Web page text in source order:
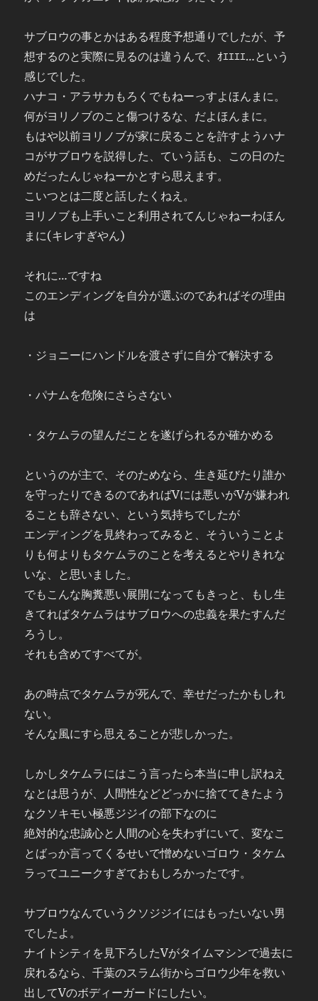
サブロウの事とかはある程度予想通りでしたが、予
想するのと実際に見るのは違うんで、ｵｴｴｴｴ…という
感じでした。
ハナコ・アラサカもろくでもねーっすよほんまに。
何がヨリノブのこと傷つけるな、だよほんまに。
もはや以前ヨリノブが家に戻ることを許すようハナ
コがサブロウを説得した、ていう話も、この日のた
めだったんじゃねーかとすら思えます。
こいつとは二度と話したくねえ。
ヨリノブも上手いこと利用されてんじゃねーわほん
まに(キレすぎやん)
それに…ですね
このエンディングを自分が選ぶのであればその理由
は
・ジョニーにハンドルを渡さずに自分で解決する
・パナムを危険にさらさない
・タケムラの望んだことを遂げられるか確かめる
というのが主で、そのためなら、生き延びたり誰か
を守ったりできるのであればVには悪いがVが嫌われ
ることも辞さない、という気持ちでしたが
エンディングを見終わってみると、そういうことよ
りも何よりもタケムラのことを考えるとやりきれな
いな、と思いました。
でもこんな胸糞悪い展開になってもきっと、もし生
きてればタケムラはサブロウへの忠義を果たすんだ
ろうし。
それも含めてすべてが。
あの時点でタケムラが死んで、幸せだったかもしれ
ない。
そんな風にすら思えることが悲しかった。
しかしタケムラにはこう言ったら本当に申し訳ねえ
なとは思うが、人間性などどっかに捨ててきたよう
なクソキモい極悪ジジイの部下なのに
絶対的な忠誠心と人間の心を失わずにいて、変なこ
とばっか言ってくるせいで憎めないゴロウ・タケム
ラってユニークすぎておもしろかったです。
サブロウなんていうクソジジイにはもったいない男
でしたよ。
ナイトシティを見下ろしたVがタイムマシンで過去に
戻れるなら、千葉のスラム街からゴロウ少年を救い
出してVのボディーガードにしたい。